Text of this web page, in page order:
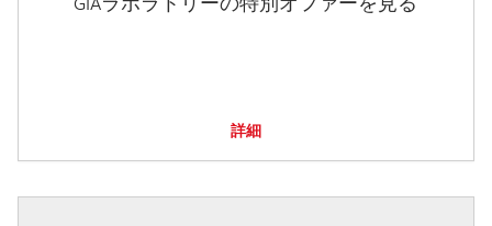
詳細